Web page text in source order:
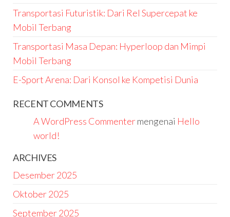
Transportasi Futuristik: Dari Rel Supercepat ke
Mobil Terbang
Transportasi Masa Depan: Hyperloop dan Mimpi
Mobil Terbang
E-Sport Arena: Dari Konsol ke Kompetisi Dunia
RECENT COMMENTS
A WordPress Commentermengenai Hello
world!
ARCHIVES
Desember 2025
Oktober 2025
September 2025